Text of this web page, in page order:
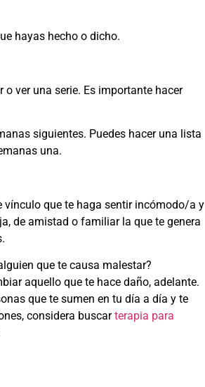
hayas hecho o dicho.
ver una serie. Es importante hacer
siguientes. Puedes hacer una lista
una.
que te haga sentir incómodo/a y
de amistad o familiar la que te genera
que te causa malestar?
aquello que te hace daño, adelante.
que te sumen en tu día a día y te
considera buscarterapia para